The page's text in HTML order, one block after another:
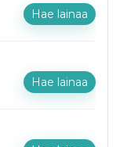
Hae lainaa
Hae lainaa